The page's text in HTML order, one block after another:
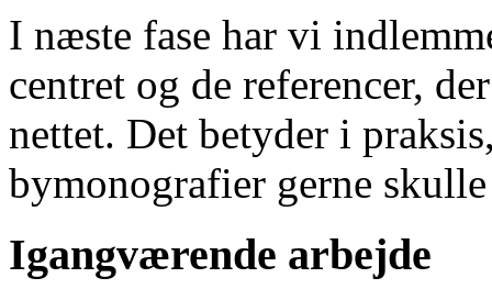
I næste fase har vi
centret og de referencer,
nettet. Det betyder i
bymonografier gerne
Igangværende arbejde